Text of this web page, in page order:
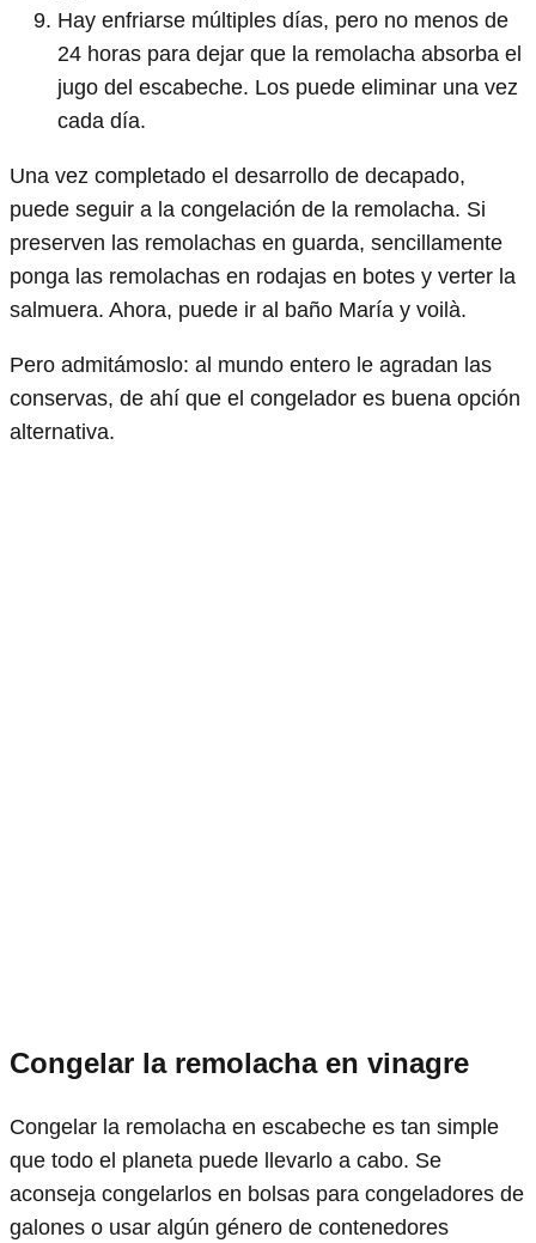
Hay enfriarse múltiples días, pero no menos de
24 horas para dejar que la remolacha absorba el
jugo del escabeche. Los puede eliminar una vez
cada día.
Una vez completado el desarrollo de decapado,
puede seguir a la congelación de la remolacha. Si
preserven las remolachas en guarda, sencillamente
ponga las remolachas en rodajas en botes y verter la
salmuera. Ahora, puede ir al baño María y voilà.
Pero admitámoslo: al mundo entero le agradan las
conservas, de ahí que el congelador es buena opción
alternativa.
Congelar la remolacha en vinagre
Congelar la remolacha en escabeche es tan simple
que todo el planeta puede llevarlo a cabo. Se
aconseja congelarlos en bolsas para congeladores de
galones o usar algún género de contenedores